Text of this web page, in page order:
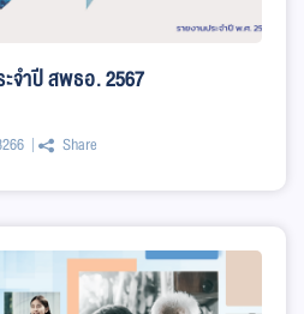
จำปี สพธอ. 2567
Share